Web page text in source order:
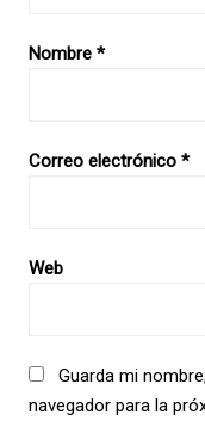
Nombre *
Correo electrónico *
Web
Guarda mi
navegador para la